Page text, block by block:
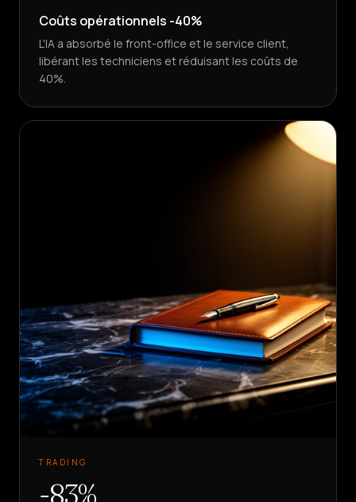
Coûts opérationnels -40%
L'IA a absorbé le front-office et le service client,
libérant les techniciens et réduisant les coûts de
40%.
TRADING
-83%